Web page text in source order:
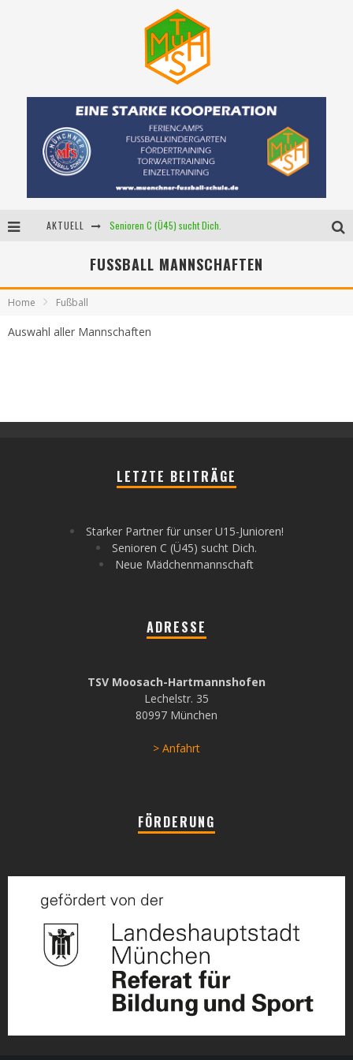
AKTUELL Senioren C (Ü45) sucht Dich.
Neue Mädchenmannschaft
Starker Partner für unser U15-Junioren!
FUSSBALL MANNSCHAFTEN
Home Fußball
Auswahl aller Mannschaften
LETZTE BEITRÄGE
Starker Partner für unser U15-Junioren!
Senioren C (Ü45) sucht Dich.
Neue Mädchenmannschaft
ADRESSE
TSV Moosach-Hartmannshofen
Lechelstr. 35
80997 München
> Anfahrt
FÖRDERUNG